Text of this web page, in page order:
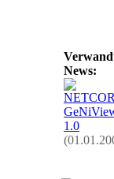
News:
NETCOR
1.0